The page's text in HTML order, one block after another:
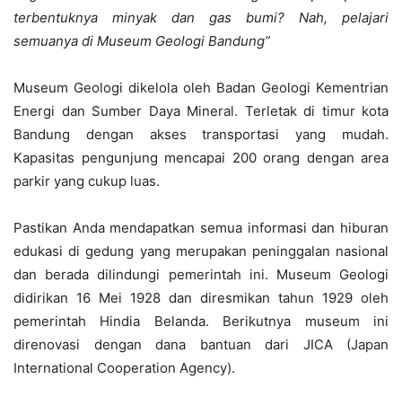
terbentuknya minyak dan gas bumi? Nah, pelajari
semuanya di Museum Geologi Bandung”
Museum Geologi dikelola oleh Badan Geologi Kementrian
Energi dan Sumber Daya Mineral. Terletak di timur kota
Bandung dengan akses transportasi yang mudah.
Kapasitas pengunjung mencapai 200 orang dengan area
parkir yang cukup luas.
Pastikan Anda mendapatkan semua informasi dan hiburan
edukasi di gedung yang merupakan peninggalan nasional
dan berada dilindungi pemerintah ini. Museum Geologi
didirikan 16 Mei 1928 dan diresmikan tahun 1929 oleh
pemerintah Hindia Belanda. Berikutnya museum ini
direnovasi dengan dana bantuan dari JICA (Japan
International Cooperation Agency).